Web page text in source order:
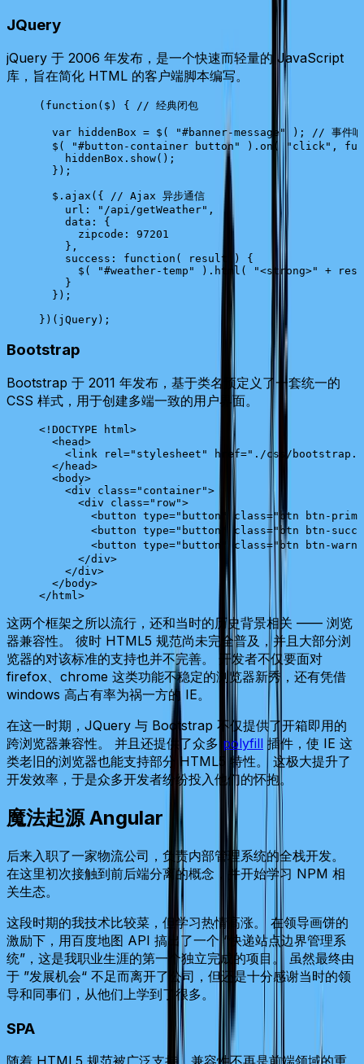
JQuery
jQuery 于 2006 年发布，是一个快速而轻量的 JavaScript
库，旨在简化 HTML 的客户端脚本编写。
( function ( $ ) { // 经典闭包
  var
hiddenBox = $ ( "#banner-message" );
// 事件响
  $
( "#button-container button" ). on ( "click" ,
    hiddenBox
. show();
  });
  $
. ajax ({
// Ajax 异步通信
    url
: "/api/getWeather" ,
    data
: {
      zipcode
: 97201
    },
    success
: function ( result
) {
      $
( "#weather-temp" ). html ( "<strong>" +
    }
  });
})( jQuery);
Bootstrap
Bootstrap 于 2011 年发布，基于类名预定义了一套统一的
CSS 样式，用于创建多端一致的用户界面。
<! DOCTYPE html>
  <
head>
    <
link rel="stylesheet" href="./css/
  </
head>
  <
body>
    <
div class="container">
      <
div class="row">
        <
button type="button" class="btn btn-
        <
button type="button" class="btn btn-
        <
button type="button" class="btn btn-
      </
div>
    </
div>
  </
body>
</ html>
这两个框架之所以流行，还和当时的历史背景相关 —— 浏览
器兼容性。 彼时 HTML5 规范尚未完全普及，并且大部分浏
览器的对该标准的支持也并不完善。 开发者不仅要面对
firefox、chrome 这类功能不稳定的浏览器新秀，还有凭借
windows 高占有率为祸一方的 IE。
在这一时期，JQuery 与 Bootstrap 不仅提供了开箱即用的
跨浏览器兼容性。 并且还提供了众多 polyfill 插件，使 IE 这
类老旧的浏览器也能支持部分 HTML5 特性。 这极大提升了
开发效率，于是众多开发者纷纷投入他们的怀抱。
魔法起源 Angular
后来入职了一家物流公司，负责内部管理系统的全栈开发。
在这里初次接触到前后端分离的概念，并开始学习 NPM 相
关生态。
这段时期的我技术比较菜，但学习热情高涨。 在领导画饼的
激励下，用百度地图 API 搞出了一个 “快递站点边界管理系
统”，这是我职业生涯的第一个独立完成的项目。 虽然最终由
于 ”发展机会“ 不足而离开了公司，但还是十分感谢当时的领
导和同事们，从他们上学到了很多。
SPA